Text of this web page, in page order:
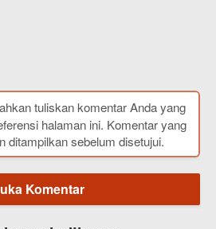
tuliskan komentar Anda yang
halaman ini. Komentar yang
ditampilkan sebelum disetujui.
Komentar